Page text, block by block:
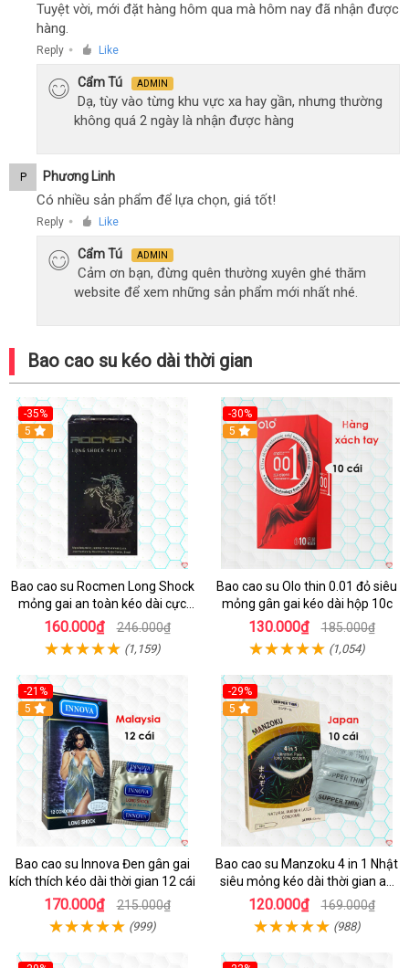
Tuyệt vời, mới đặt hàng hôm qua mà hôm nay đã nhận được
hàng.
Reply ● Like
Cẩm Tú ADMIN
Dạ, tùy vào từng khu vực xa hay gần, nhưng thường
không quá 2 ngày là nhận được hàng
P Phương Linh
Có nhiều sản phẩm để lựa chọn, giá tốt!
Reply ● Like
Cẩm Tú ADMIN
Cảm ơn bạn, đừng quên thường xuyên ghé thăm
website để xem những sản phẩm mới nhất nhé.
Bao cao su kéo dài thời gian
-35%
Hot
5
Bao cao su Rocmen Long Shock
mỏng gai an toàn kéo dài cực
khoái hộp 12
160.000₫ 246.000₫
(1,159)
-30%
5
Bao cao su Olo thin 0.01 đỏ siêu
mỏng gân gai kéo dài hộp 10c
130.000₫ 185.000₫
(1,054)
-21%
Hot
5
Bao cao su Innova Đen gân gai
kích thích kéo dài thời gian 12 cái
170.000₫ 215.000₫
(999)
-29%
5
Bao cao su Manzoku 4 in 1 Nhật
siêu mỏng kéo dài thời gian an
toàn
120.000₫ 169.000₫
(988)